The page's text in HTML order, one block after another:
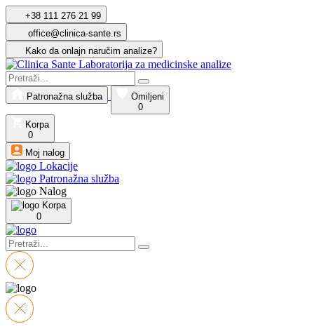
+38 111 276 21 99
office@clinica-sante.rs
Kako da onlajn naručim analize?
Patronažna služba
Omiljeni
0
Korpa
0
Moj nalog
Lokacije
Patronažna služba
Nalog
Korpa
0